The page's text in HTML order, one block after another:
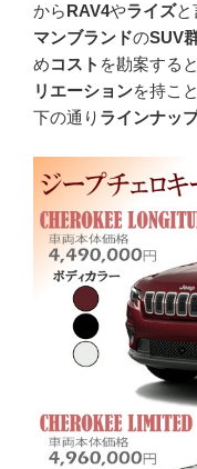
からRAV4やライズと
マンブランドのSUV
めコスト を勘案すると
リエーションを持こ
下の通り ラインナッ